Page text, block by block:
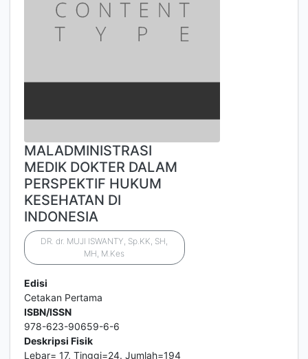
MALADMINISTRASI
MEDIK DOKTER DALAM
PERSPEKTIF HUKUM
KESEHATAN DI
INDONESIA
DR. dr. MUJI ISWANTY, Sp.KK, SH,
MH, M.Kes
Edisi
Cetakan Pertama
ISBN/ISSN
978-623-90659-6-6
Deskripsi Fisik
Lebar= 17, Tinggi=24. Jumlah=194